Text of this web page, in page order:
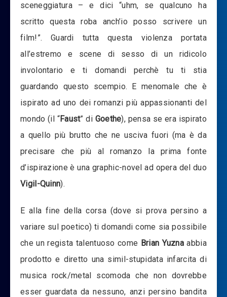
sceneggiatura – e dici “uhm, se qualcuno ha
scritto questa roba anch’io posso scrivere un
film!”. Guardi tutta questa violenza portata
all’estremo e scene di sesso di un ridicolo
involontario e ti domandi perchè tu ti stia
guardando questo scempio. E menomale che è
ispirato ad uno dei romanzi più appassionanti del
mondo (il “Faust” di Goethe), pensa se era ispirato
a quello più brutto che ne usciva fuori (ma è da
precisare che più al romanzo la prima fonte
d’ispirazione è una graphic-novel ad opera del duo
Vigil-Quinn).
E alla fine della corsa (dove si prova persino a
variare sul poetico) ti domandi come sia possibile
che un regista talentuoso come Brian Yuzna abbia
prodotto e diretto una simil-stupidata infarcita di
musica rock/metal scomoda che non dovrebbe
esser guardata da nessuno, anzi persino bandita